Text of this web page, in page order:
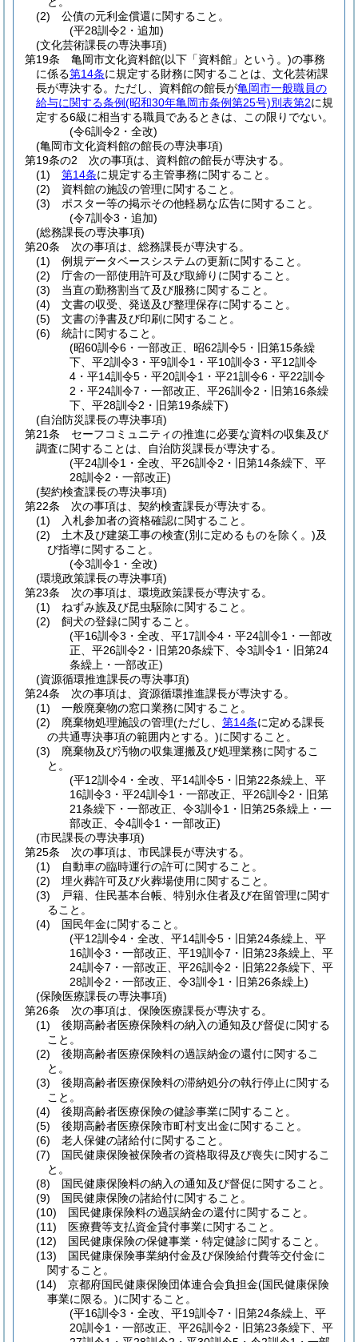
(2)
公債の元利金償還に関すること。
(平28訓令2・追加)
(文化芸術課長の専決事項)
第19条
亀岡市文化資料館(以下「資料館」という。)の事務
に係る第14条に規定する財務に関することは、文化芸術課
長が専決する。 ただし、資料館の館長が亀岡市一般職員の
給与に関する条例(昭和30年亀岡市条例第25号)別表第2に規
定する6級に相当する職員であるときは、この限りでない。
(令6訓令2・全改)
(亀岡市文化資料館の館長の専決事項)
第19条の2
次の事項は、資料館の館長が専決する。
(1)
第14条に規定する主管事務に関すること。
(2)
資料館の施設の管理に関すること。
(3)
ポスター等の掲示その他軽易な広告に関すること。
(令7訓令3・追加)
(総務課長の専決事項)
第20条
次の事項は、総務課長が専決する。
(1)
例規データベースシステムの更新に関すること。
(2)
庁舎の一部使用許可及び取締りに関すること。
(3)
当直の勤務割当て及び服務に関すること。
(4)
文書の収受、発送及び整理保存に関すること。
(5)
文書の浄書及び印刷に関すること。
(6)
統計に関すること。
(昭60訓令6・一部改正、昭62訓令5・旧第15条繰
下、平2訓令3・平9訓令1・平10訓令3・平12訓令
4・平14訓令5・平20訓令1・平21訓令6・平22訓令
2・平24訓令7・一部改正、平26訓令2・旧第16条繰
下、平28訓令2・旧第19条繰下)
(自治防災課長の専決事項)
第21条
セーフコミュニティの推進に必要な資料の収集及び
調査に関することは、自治防災課長が専決する。
(平24訓令1・全改、平26訓令2・旧第14条繰下、平
28訓令2・一部改正)
(契約検査課長の専決事項)
第22条
次の事項は、契約検査課長が専決する。
(1)
入札参加者の資格確認に関すること。
(2)
土木及び建築工事の検査(別に定めるものを除く。)及
び指導に関すること。
(令3訓令1・全改)
(環境政策課長の専決事項)
第23条
次の事項は、環境政策課長が専決する。
(1)
ねずみ族及び昆虫駆除に関すること。
(2)
飼犬の登録に関すること。
(平16訓令3・全改、平17訓令4・平24訓令1・一部改
正、平26訓令2・旧第20条繰下、令3訓令1・旧第24
条繰上・一部改正)
(資源循環推進課長の専決事項)
第24条
次の事項は、資源循環推進課長が専決する。
(1)
一般廃棄物の窓口業務に関すること。
(2)
廃棄物処理施設の管理(ただし、 第14条に定める課長
の共通専決事項の範囲内とする。)に関すること。
(3)
廃棄物及び汚物の収集運搬及び処理業務に関するこ
と。
(平12訓令4・全改、平14訓令5・旧第22条繰上、平
16訓令3・平24訓令1・一部改正、平26訓令2・旧第
21条繰下・一部改正、令3訓令1・旧第25条繰上・一
部改正、令4訓令1・一部改正)
(市民課長の専決事項)
第25条
次の事項は、市民課長が専決する。
(1)
自動車の臨時運行の許可に関すること。
(2)
埋火葬許可及び火葬場使用に関すること。
(3)
戸籍、住民基本台帳、特別永住者及び在留管理に関す
ること。
(4)
国民年金に関すること。
(平12訓令4・全改、平14訓令5・旧第24条繰上、平
16訓令3・一部改正、平19訓令7・旧第23条繰上、平
24訓令7・一部改正、平26訓令2・旧第22条繰下、平
28訓令2・一部改正、令3訓令1・旧第26条繰上)
(保険医療課長の専決事項)
第26条
次の事項は、保険医療課長が専決する。
(1)
後期高齢者医療保険料の納入の通知及び督促に関する
こと。
(2)
後期高齢者医療保険料の過誤納金の還付に関するこ
と。
(3)
後期高齢者医療保険料の滞納処分の執行停止に関する
こと。
(4)
後期高齢者医療保険の健診事業に関すること。
(5)
後期高齢者医療保険市町村支出金に関すること。
(6)
老人保健の諸給付に関すること。
(7)
国民健康保険被保険者の資格取得及び喪失に関するこ
と。
(8)
国民健康保険料の納入の通知及び督促に関すること。
(9)
国民健康保険の諸給付に関すること。
(10)
国民健康保険料の過誤納金の還付に関すること。
(11)
医療費等支払資金貸付事業に関すること。
(12)
国民健康保険の保健事業・特定健診に関すること。
(13)
国民健康保険事業納付金及び保険給付費等交付金に
関すること。
(14)
京都府国民健康保険団体連合会負担金(国民健康保険
事業に限る。)に関すること。
(平16訓令3・全改、平19訓令7・旧第24条繰上、平
20訓令1・一部改正、平26訓令2・旧第23条繰下、平